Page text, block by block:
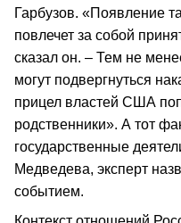
Гарбузов. «Появление
повлечет за собой
сказал он. – Тем не
могут подвергнуться
прицел властей США
родственники». А тот
государственные
Медведева, эксперт
событием.